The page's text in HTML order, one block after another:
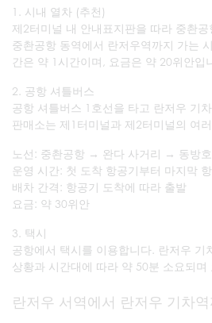
1. 시내 열차 (추천)
제2터미널 내 안내표지판을 따라 중촨
중촨공항 동역에서 란저우역까지 가는
간은 약 1시간이며, 요금은 약 20위안입
2. 공항 셔틀버스
공항 셔틀버스 1호선을 타고 란저우 기
판매소는 제1터미널과 제2터미널의 여
노선: 중촨공항 → 완다 사거리 → 동방
운영 시간: 첫 도착 항공기부터 마지막
배차 간격: 항공기 도착에 따라 출발
요금: 약 30위안
3. 택시
공항에서 택시를 이용합니다. 란저우 기
상황과 시간대에 따라 약 50분 소요되며
란저우 서역에서 란저우 기차역